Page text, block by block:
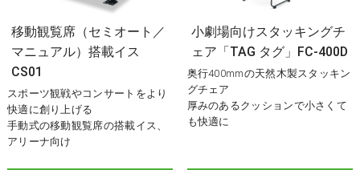
移動観覧席（セミオート／
マニュアル）搭載イス
CS01
スポーツ観戦やコンサートをより
快適に創り上げる
手動式の移動観覧席の搭載イス、
アリーナ向け
小劇場向けスタッキングチ
ェア「TAG タグ」FC-400D
奥行400mmの天然木製スタッキン
グチェア
厚みのあるクッションで小さくて
も快適に